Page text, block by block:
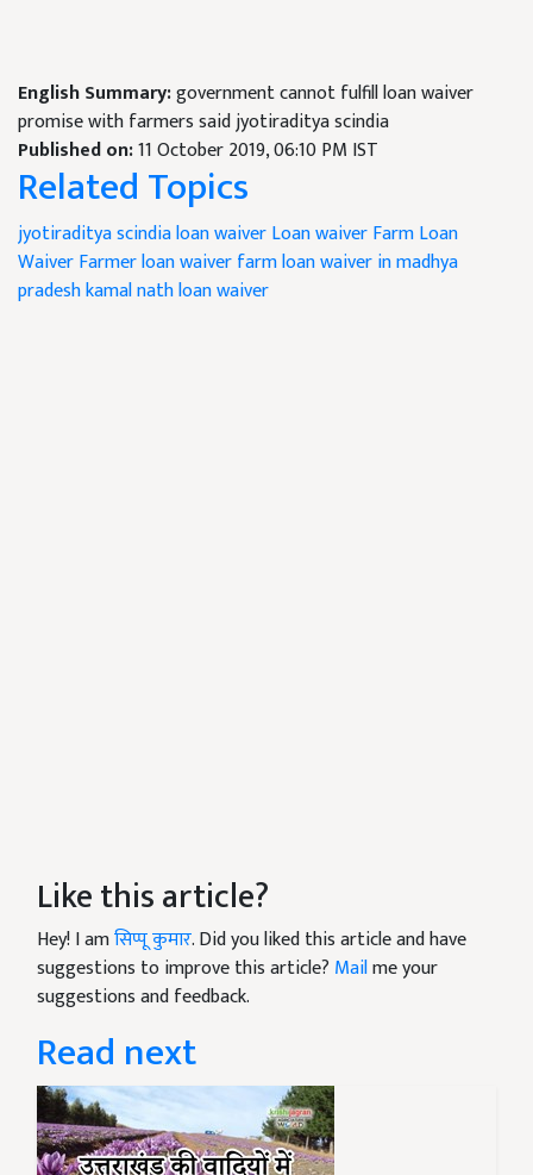
English Summary:government cannot fulfill loan waiver
promise with farmers said jyotiraditya scindia
Published on:11 October 2019, 06:10 PM IST
Related Topics
jyotiraditya scindialoan waiverLoan waiverFarm Loan
WaiverFarmer loan waiverfarm loan waiver in madhya
pradeshkamal nath loan waiver
Like this article?
Hey! I amसिप्पू कुमार. Did you liked this article and have
suggestions to improve this article? Mailme your
suggestions and feedback.
Read next